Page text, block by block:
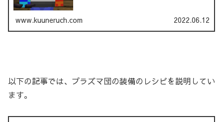
www.kuuneruch.com 2022.06.12
以下の記事では、プラズマ団の装備のレシピを説明してい
ます。